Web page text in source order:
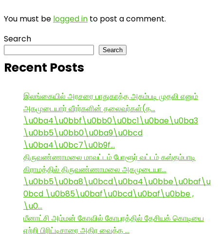
You must be logged in to post a comment.
Search
Search
Recent Posts
இலங்கையில் அரசரை பாதுகாத்த அகம்படி முதலி எனும்
அகமுடையார் வீரர்களின் தலைவர்கள்(த…
\u0ba4\u0bbf\u0bb0\u0bc1\u0bae\u0ba3
\u0bb5\u0bb0\u0ba9\u0bcd
\u0ba4\u0bc7\u0b9f…
திருவண்ணாமலை மாவட்டம் போளூர் வட்டம் கஸ்தம்பாடி
கிராமத்தில் திருவண்ணாமலை அகமுடையா…
\u0bb5\u0ba8\u0bcd\u0ba4\u0bbe\u0baf\u
0bcd \u0b85\u0baf\u0bcd\u0baf\u0bbe ,
\u0…
மீனாட்சி அம்மன் கோவில் கோபுரத்தில் தேசியக் கொடியை
ஏற்றி பிரிட்டிசாரை அதிர வைத்த …